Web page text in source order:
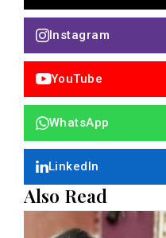
Instagram
YouTube
WhatsApp
LinkedIn
Also Read